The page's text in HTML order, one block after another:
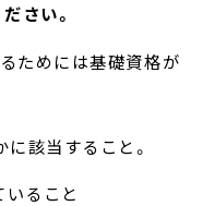
さい。
ためには基礎資格が
該当すること。
ること